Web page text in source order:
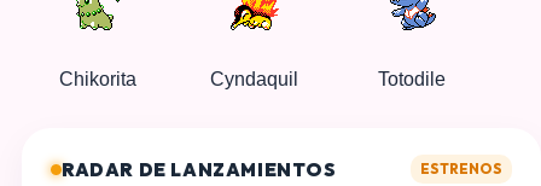
Chikorita Cyndaquil Totodile
RADAR DE LANZAMIENTOS ESTRENOS